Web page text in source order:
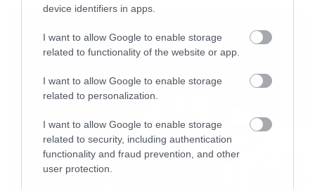
device identifiers in apps.
I want to allow Google to enable storage
related to functionality of the website or app.
I want to allow Google to enable storage
related to personalization.
I want to allow Google to enable storage
related to security, including authentication
functionality and fraud prevention, and other
user protection.